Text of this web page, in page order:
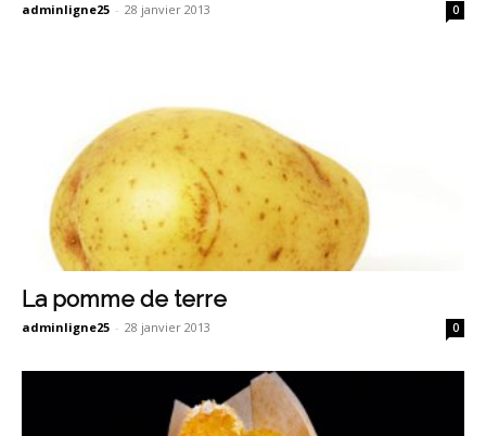
adminligne25 - 28 janvier 2013 0
La pomme de terre
adminligne25 - 28 janvier 2013 0